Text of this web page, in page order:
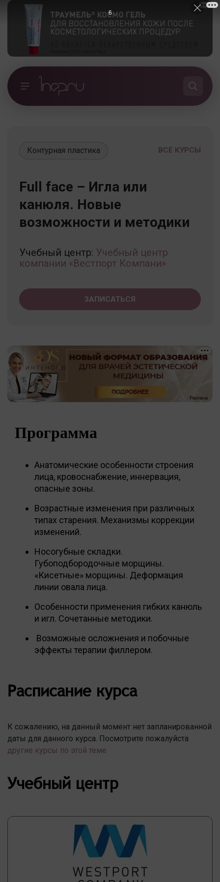
ВСЕ КУРСЫ
Контурная пластика
Full face – Игла или
канюля. Новые
возможности и методики
Учебный центр: Учебный центр
компании «Вестпорт Компани»
ЗАПИСАТЬСЯ
Программа
Анатомические особенности строения
лица, кровоснабжение, иннервация,
опасные зоны.
Возрастные изменения при различных
типах старения. Механизмы коррекции
изменений.
Носогубные складки.
Губоподбородочные морщины.
«Кисетные» морщины. Деформация
линии овала лица.
Особенности применения гибких канюль
и игл. Сочетанные методики.
Возможные осложнения и побочные
эффекты терапии филлером.
Расписание курса
К сожалению, на данный момент нет запланированной
даты для данного курса. Посмотрите пожалуйста
другие курсы по этой теме
Учебный центр
5